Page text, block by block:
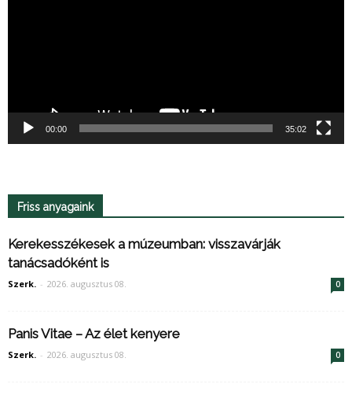
00:00 35:02
Friss anyagaink
Kerekesszékesek a múzeumban: visszavárják
tanácsadóként is
Szerk. - 2026. augusztus 08. 0
Panis Vitae – Az élet kenyere
Szerk. - 2026. augusztus 08. 0